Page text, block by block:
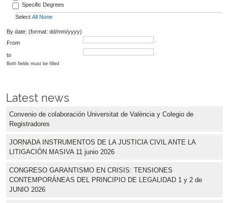
Specific Degrees
Select All None
By date: (format: dd/mm/yyyy)
From
to
Both fields must be filled
Latest news
Convenio de colaboración Universitat de València y Colegio de
Registradores
JORNADA INSTRUMENTOS DE LA JUSTICIA CIVIL ANTE LA
LITIGACIÓN MASIVA 11 junio 2026
CONGRESO GARANTISMO EN CRISIS: TENSIONES
CONTEMPORÁNEAS DEL PRINCIPIO DE LEGALIDAD 1 y 2 de
JUNIO 2026